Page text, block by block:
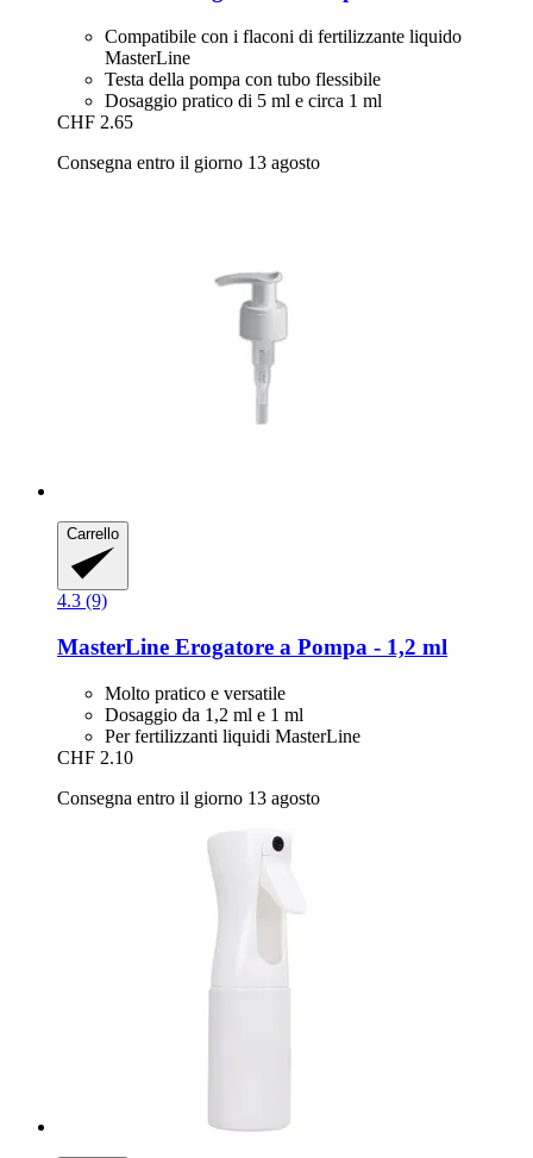
Compatibile con i flaconi di fertilizzante liquido
MasterLine
Testa della pompa con tubo flessibile
Dosaggio pratico di 5 ml e circa 1 ml
CHF 2.65
Consegna entro il giorno 13 agosto
Carrello
4.3 (9)
MasterLine Erogatore a Pompa -​ 1,2 ml
Molto pratico e versatile
Dosaggio da 1,2 ml e 1 ml
Per fertilizzanti liquidi MasterLine
CHF 2.10
Consegna entro il giorno 13 agosto